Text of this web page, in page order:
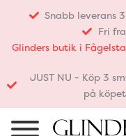
innehåll
Snabb leverans
Fri
Glinders butik i
JUST NU - Köp 3
på